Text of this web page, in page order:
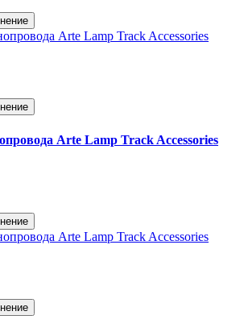
Arte Lamp Track Accessories